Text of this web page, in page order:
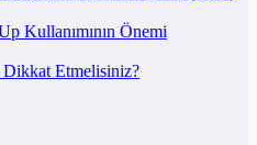
Kullanımının Önemi
Dikkat Etmelisiniz?